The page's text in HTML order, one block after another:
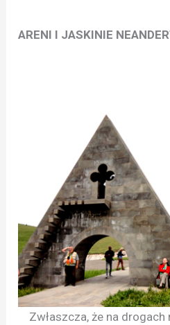
ARENI I JASKINIE
Zwłaszcza, że na drogach